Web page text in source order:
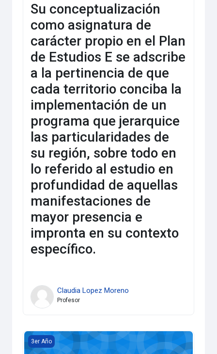
Su conceptualización
como asignatura de
carácter propio en el Plan
de Estudios E se adscribe
a la pertinencia de que
cada territorio conciba la
implementación de un
programa que jerarquice
las particularidades de
su región, sobre todo en
lo referido al estudio en
profundidad de aquellas
manifestaciones de
mayor presencia e
impronta en su contexto
específico.
Claudia Lopez Moreno
Profesor
Orientaciones de la PPA
3er Año